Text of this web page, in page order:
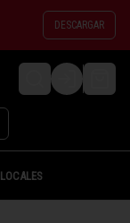
DESCARGAR
LOGIN
LOCALES